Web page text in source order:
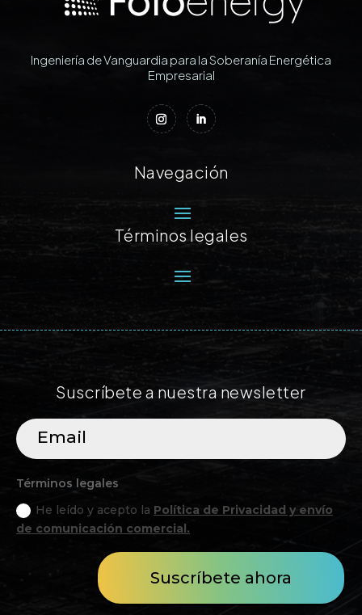
Ingeniería de Vanguardia para la Soberanía Energética
Empresarial
Navegación
Términos legales
Suscríbete a nuestra newsletter
Términos legales
He leído y acepto la Política de Privacidad y envío
de comunicación comercial.
Suscríbete ahora